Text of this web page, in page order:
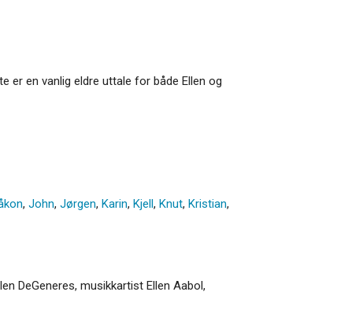
er en vanlig eldre uttale for både Ellen og
, John, Jørgen, Karin, Kjell, Knut, Kristian,
DeGeneres, musikkartist Ellen Aabol,